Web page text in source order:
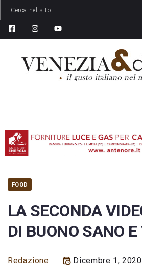
FOOD
LA SECONDA
DI BUONO SANO E
Redazione Dicembre 1,